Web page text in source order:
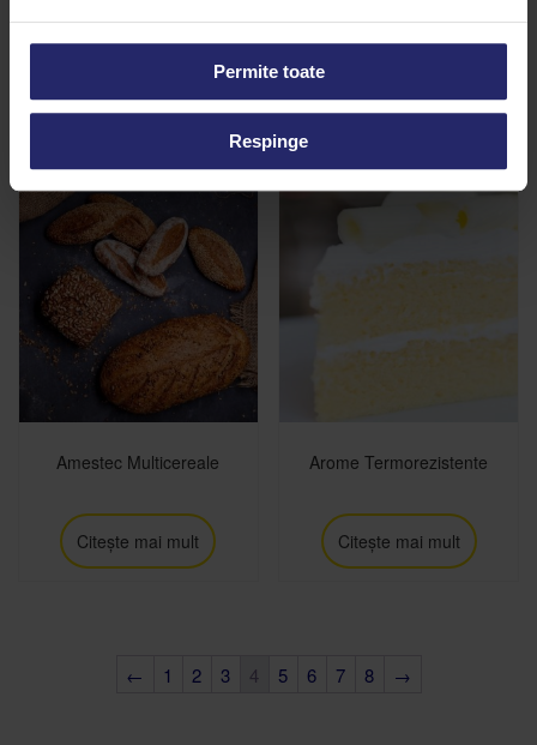
Permite toate
Respinge
Holland
Amestec Multicereale
Citește mai mult
Arome Termorezistente
Citește mai mult
← 1 2 3 4 5 6 7 8 →